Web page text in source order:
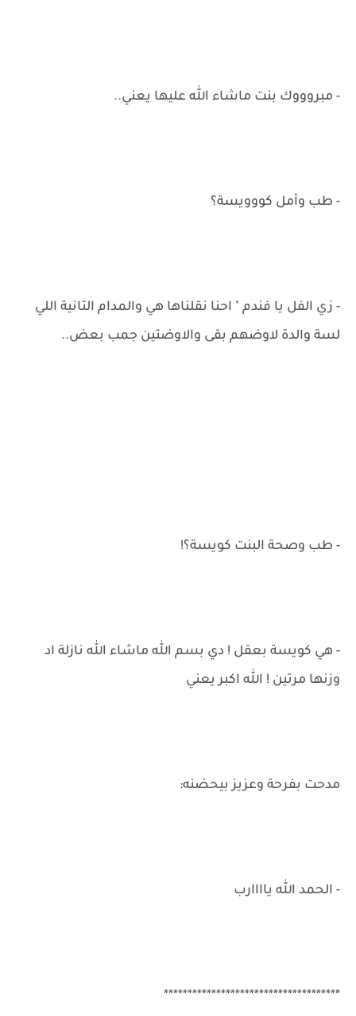
- مبروووك بنت ماشاء الله عليها يعني..
- طب وأمل كووويسة؟
- زي الفل يا فندم ’ احنا نقلناها هي والمدام التانية اللي
لسة والدة لاوضهم بقى والاوضتين جمب بعض..
- طب وصحة البنت كويسة؟!
- هي كويسة بعقل ! دي بسم الله ماشاء الله نازلة اد
وزنها مرتين ! الله اكبر يعني
مدحت بفرحة وعزيز بيحضنه:
- الحمد الله ياااارب
*************************************